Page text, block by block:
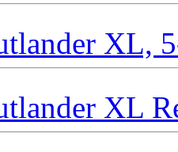
XL,
XL